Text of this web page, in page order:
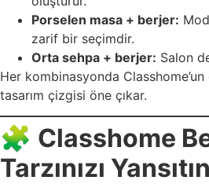
Porselen masa + berjer:
zarif bir seçimdir.
Orta sehpa + berjer: Salon
Her kombinasyonda
tasarım çizgisi öne çıkar.
🧩 Classhome
Tarzınızı Yansıtın